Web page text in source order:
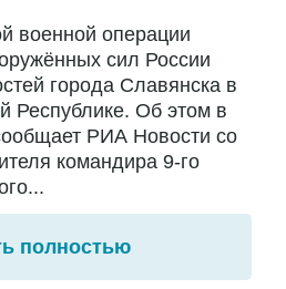
военной операции
сил России
города Славянска в
Республике. Об этом в
РИА Новости со
командира 9-го
полностью